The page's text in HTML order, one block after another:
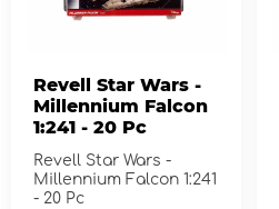
Revell Star Wars -
Millennium Falcon
1:241 - 20 Pc
Revell Star Wars -
Millennium Falcon 1:241
- 20 Pc